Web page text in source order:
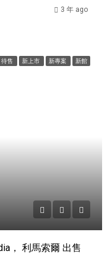
3 年 ago
待售 新上市 新專案 新館
， 利馬索爾 出售